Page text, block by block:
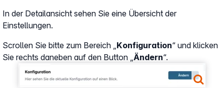
Show larger version
In der Detailansicht sehen Sie eine Übersicht der
Einstellungen.
Scrollen Sie bitte zum Bereich „Konfiguration“ und klicken
Sie rechts daneben auf den Button „Ändern“.